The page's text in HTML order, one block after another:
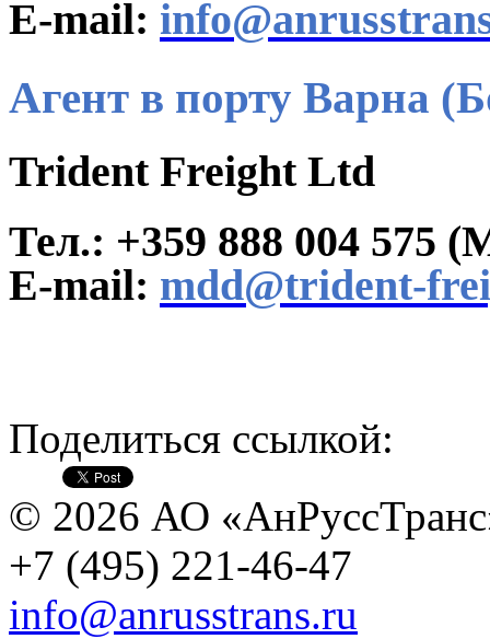
E-mail:
Агент в порту Варна
Trident Freight Ltd
Тел.: +359 888 004 575 (
E-mail: mdd@trident-
Поделиться ссылкой:
© 2026 АО
+7 (495) 221-46-47
info@anrusstrans.ru